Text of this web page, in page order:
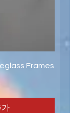
Frames
가